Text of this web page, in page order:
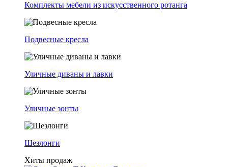
Комплекты мебели из искусственного ротанга
Подвесные кресла
Уличные диваны и лавки
Уличные зонты
Шезлонги
Хиты продаж